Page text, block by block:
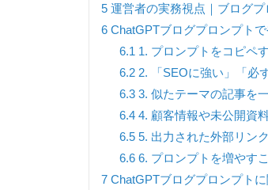
5 運営者の実務視点｜ブログ
6 ChatGPTブログプロンプト
6.1 1. プロンプトをコピペ
6.22. 「SEOに強い」「必
6.33. 似たテーマの記事を
6.44. 顧客情報や未公開資
6.55. 出力された外部リン
6.66. プロンプトを増やす
7 ChatGPTブログプロンプト